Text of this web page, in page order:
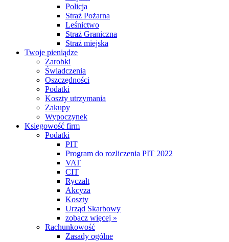
Policja
Straż Pożarna
Leśnictwo
Straż Graniczna
Straż miejska
Twoje pieniądze
Zarobki
Świadczenia
Oszczędności
Podatki
Koszty utrzymania
Zakupy
Wypoczynek
Księgowość firm
Podatki
PIT
Program do rozliczenia PIT 2022
VAT
CIT
Ryczałt
Akcyza
Koszty
Urząd Skarbowy
zobacz więcej »
Rachunkowość
Zasady ogólne